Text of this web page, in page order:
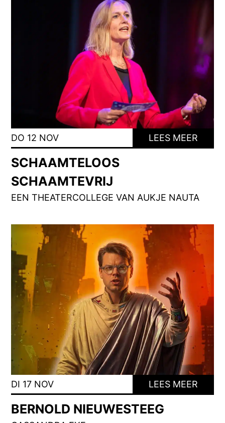
DO 12 NOV LEES MEER
SCHAAMTELOOS
SCHAAMTEVRIJ
EEN THEATERCOLLEGE VAN AUKJE NAUTA
DI 17 NOV LEES MEER
BERNOLD NIEUWESTEEG